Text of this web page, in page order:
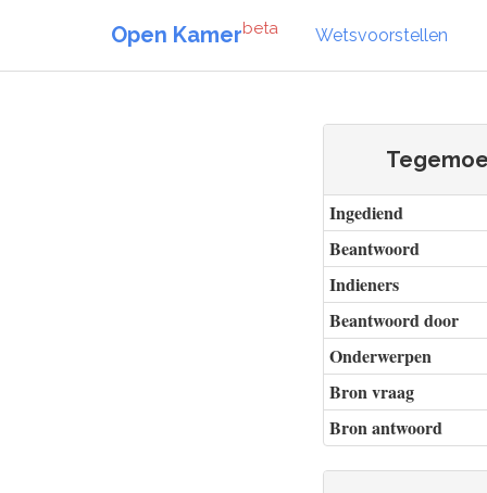
Open Kamerbeta Wetsvoorstellen
Ingediend
Beantwoord
Indieners
Beantwoord door
Onderwerpen
Bron vraag
Bron antwoord